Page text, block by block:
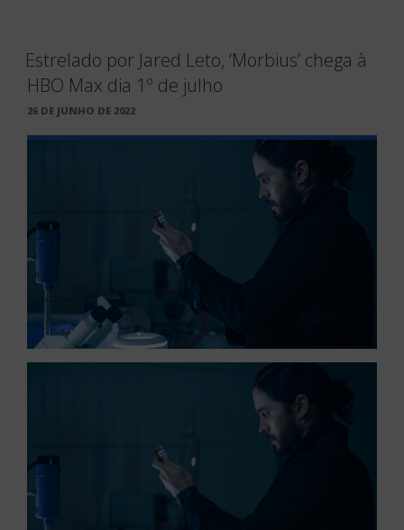
Estrelado por Jared Leto, ‘Morbius’ chega à
HBO Max dia 1º de julho
PUBLICADO
26 DE JUNHO DE 2022